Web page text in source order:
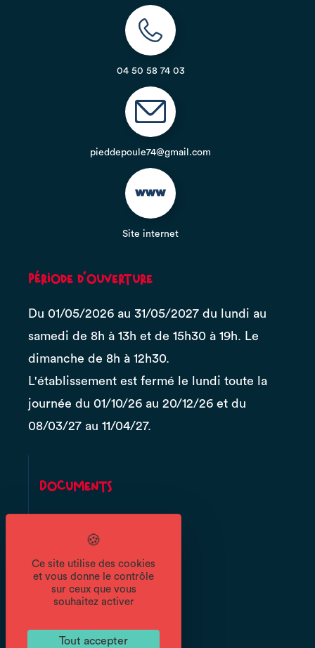
04 50 58 74 03
pieddepoule74@gmail.com
Site internet
Période d'ouverture
Du 01/05/2026 au 31/05/2027 du lundi au
samedi de 8h à 13h et de 15h30 à 19h. Le
dimanche de 8h à 12h30.
L'établissement est fermé le lundi toute la
journée du 01/10/26 au 20/12/26 et du
08/03/27 au 11/04/27.
Documents
Menu
des fêtes
Ce site utilise des cookies
et vous donne le contrôle
sur ceux que vous
souhaitez activer
Tout accepter